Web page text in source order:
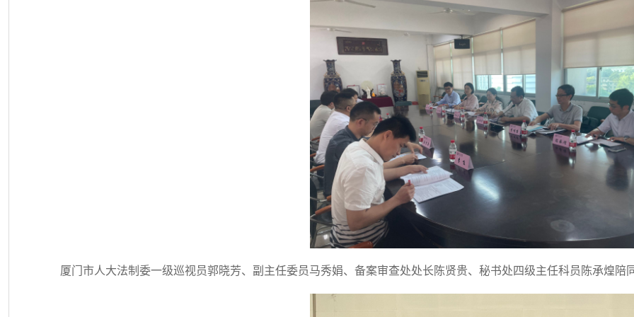
厦门市人大法制委一级巡视员郭晓芳、副主任委员马秀娟、备案审查处处长陈贤贵、秘书处四级主任科员陈承煌陪